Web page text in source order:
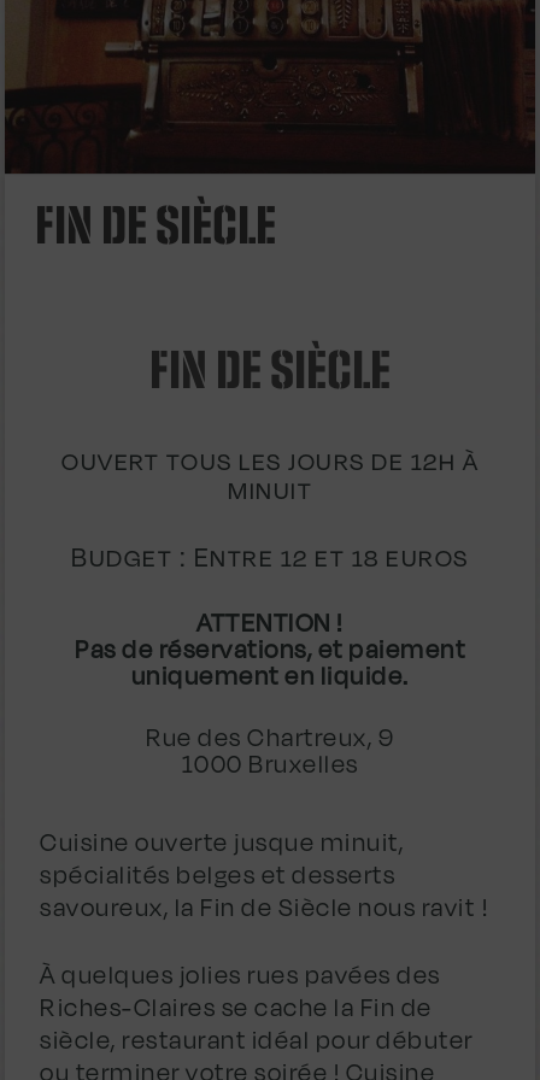
FIN DE SIÈCLE
FIN DE SIÈCLE
ouvert tous les jours de 12h à
minuit
Budget : Entre 12 et 18 euros
ATTENTION !
Pas de réservations, et paiement
uniquement en liquide.
Rue des Chartreux, 9
1000 Bruxelles
Cuisine ouverte jusque minuit,
spécialités belges et desserts
savoureux, la Fin de Siècle nous ravit !
À quelques jolies rues pavées des
Riches-Claires se cache la Fin de
siècle, restaurant idéal pour débuter
ou terminer votre soirée ! Cuisine